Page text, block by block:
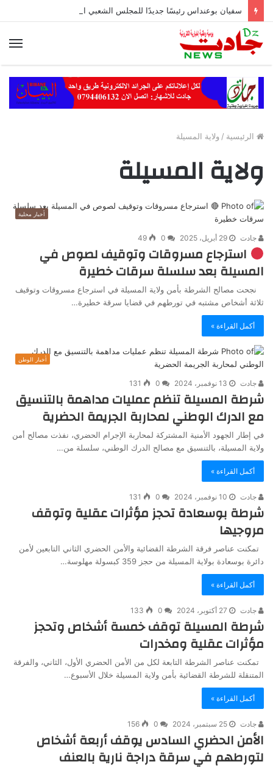
الرئيسية / ولاية المسيلة
ولاية المسيلة
أخبار محلية
جادت 29 أبريل، 2025 0
49
استرجاع مسروقات وتوقيف لصوص في
المسيلة بعد سلسلة سرقات خطيرة
نجحت مصالح الشرطة بأمن ولاية المسيلة في استرجاع مسروقات وتوقيف
ثلاثة أشخاص مشتبه في تورطهم في قضايا سرقة خطيرة…
أكمل القراءة »
أخبار الوطن
جادت 13 نوفمبر، 2024 0
131
شرطة المسيلة تنظم عمليات مداهمة بالتنسيق
مع الدرك الوطني لمحاربة الجريمة الحضرية
في إطار الجهود الأمنية المشتركة لمحاربة الإجرام الحضري، نفذت مصالح أمن
ولاية المسيلة، بالتنسيق مع مصالح الدرك الوطني، سلسلة من…
أكمل القراءة »
جادت 10 نوفمبر، 2024 0
131
شرطة بوسعادة تحجز مؤثرات عقلية وتوقف
مروجيها
تمكنت عناصر فرقة الشرطة القضائية والأمن الحضري الثاني التابعين لأمن
دائرة بوسعادة بولاية المسيلة من حجز 359 كبسولة مهلوسة…
أكمل القراءة »
جادت 27 أكتوبر، 2024 0
133
شرطة المسيلة توقف خمسة أشخاص وتحجز
مؤثرات عقلية ومخدرات
تمكنت عناصر الشرطة التابعة لكل من الأمن الحضري الأول، الثاني، والفرقة
المتنقلة للشرطة القضائية بأمن ولاية المسيلة خلال الأسبوع…
أكمل القراءة »
جادت 25 سبتمبر، 2024 0
156
الأمن الحضري السادس يوقف أربعة أشخاص
لتورطهم في سرقة دراجة نارية بالعنف